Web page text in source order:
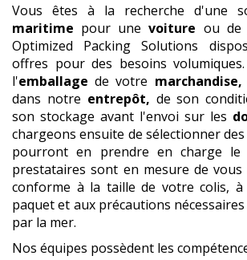
Vous êtes à la recherche d'une
maritime pour unevoiture ou de
Optimized Packing Solutions
offres pour des besoins
l'emballagede votre marchandise,
dans notre entrepôt, de son
son stockage avant l'envoi sur les
chargeons ensuite de sélectionner
pourront en prendre en charge le
prestataires sont en mesure de
conforme à la taille de votre colis,
paquet et aux précautions
par la mer.
Nos équipes possèdent les